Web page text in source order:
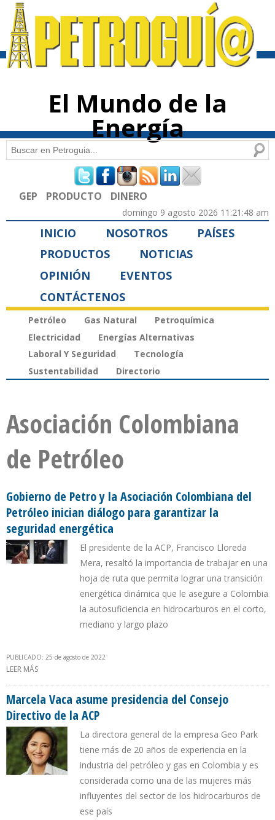
contenido
El Mundo de la
Energía
Formulario de búsqueda
Buscar
GEP PRODUCTO DINERO
domingo 9 agosto 2026 11:21:48 am
INICIO NOSOTROS
PAÍSES
PRODUCTOS
NOTICIAS
OPINIÓN
EVENTOS
CONTÁCTENOS
Petróleo Gas Natural
Petroquímica
Electricidad
Energías Alternativas
Laboral Y Seguridad
Tecnología
Sustentabilidad
Directorio
Asociación Colombiana
de Petróleo
Gobierno de Petro y la Asociación Colombiana del
Petróleo inician diálogo para garantizar la
seguridad energética
El presidente de la ACP, Francisco Lloreda
Mera, resaltó la importancia de trabajar en una
hoja de ruta que permita lograr una transición
energética dinámica que le asegure a Colombia
la autosuficiencia en hidrocarburos en el corto,
mediano y largo plazo
PUBLICADO: 25 de agosto de 2022
LEER MÁS
ENERGÉTICA
Marcela Vaca asume presidencia del Consejo
Directivo de la ACP
La directora general de la empresa Geo Park
tiene más de 20 años de experiencia en la
industria del petróleo y gas en Colombia y es
considerada como una de las mujeres más
influyentes del sector de los hidrocarburos de
ese país